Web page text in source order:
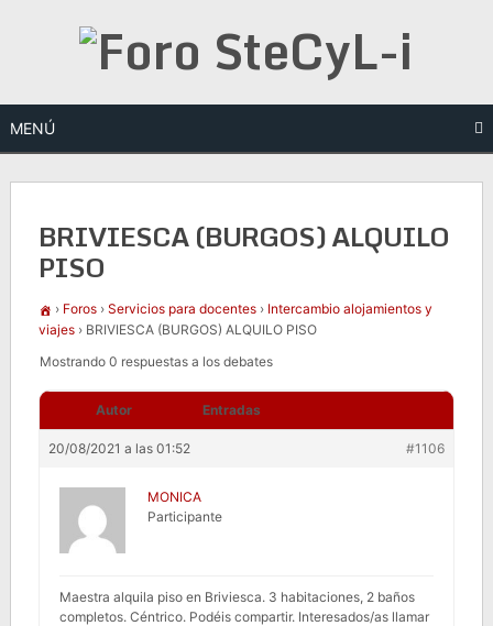
MENÚ
BRIVIESCA (BURGOS) ALQUILO
PISO
› Foros › Servicios para docentes › Intercambio alojamientos y
viajes › BRIVIESCA (BURGOS) ALQUILO PISO
Mostrando 0 respuestas a los debates
Autor Entradas
20/08/2021 a las 01:52 #1106
MONICA
Participante
Maestra alquila piso en Briviesca. 3 habitaciones, 2 baños
completos. Céntrico. Podéis compartir. Interesados/as llamar